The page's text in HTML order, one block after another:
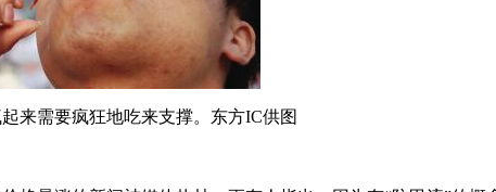
来需要疯狂地吃来支撑。东方IC供图